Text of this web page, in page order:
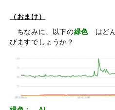
（おまけ）
ちなみに、以下の緑色 はど
びますでしょうか？